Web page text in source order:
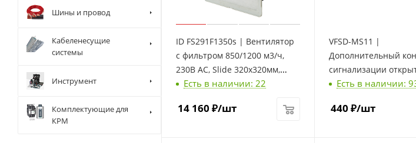
ID FS291F1350s | Вентилятор
с фильтром 850/1200 м3/ч,
230В AC, Slide 320х320мм,
вырез 291x291мм, RAL7035
Есть в наличии: 22
14 160 ₽/шт
VFSD-MS11 |
Дополнительный
сигнализации
крышки для VFSD-400,
Есть в наличии:
440 ₽/шт
Шины и провод
Кабеленесущие
системы
Инструмент
Комплектующие для
КРМ